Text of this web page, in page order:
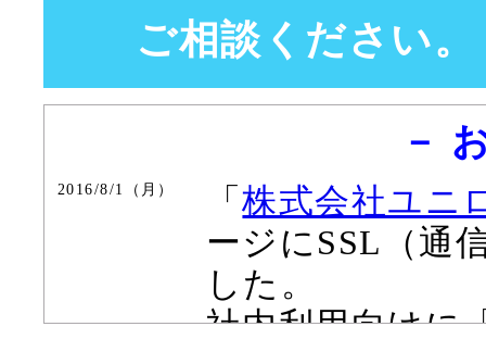
ご相談ください。
－
2016/8/1（月） 「株式会社ユニ
ージにSSL（通
した。
社内利用向けに